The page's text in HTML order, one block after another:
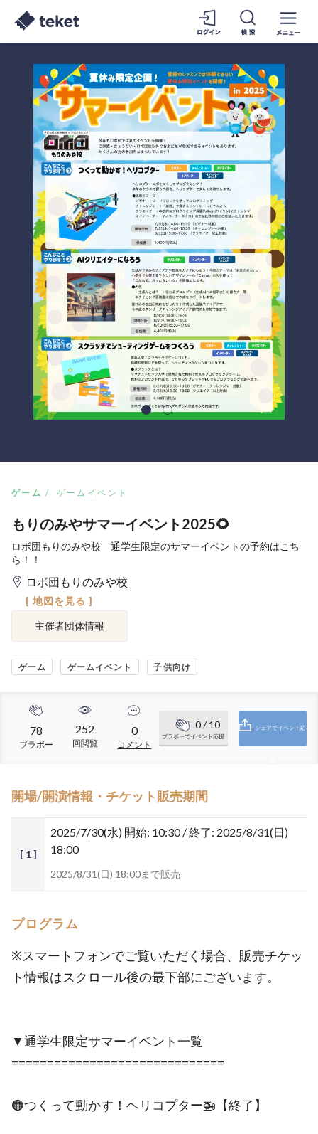
ゲーム ゲームイベント
もりのみやサマーイベント2025🌻
ロボ団もりのみや校 通学生限定のサマーイベントの予約はこち
ら！！
ロボ団もりのみや校
[ 地図を見る ]
主催者団体情報
ゲーム ゲームイベント 子供向け
78
ブラボー
252
回閲覧
0
コメント
0/ 10
ブラボーでイベント応援
シェアでイベント応
開場/開演情報・チケット販売期間
[ 1 ]
2025/7/30(水) 開始: 10:30 / 終了: 2025/8/31(日)
18:00
2025/8/31(日) 18:00まで販売
プログラム
※スマートフォンでご覧いただく場合、販売チケッ
ト情報はスクロール後の最下部にございます。
▼通学生限定サマーイベント一覧
==============================
🟠つくって動かす！ヘリコプター🚁【終了】